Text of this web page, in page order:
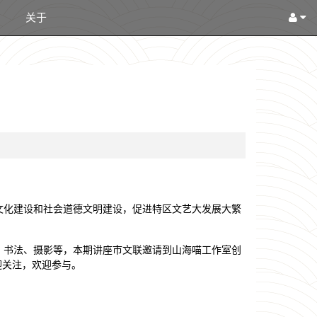
关于
建设和社会道德文明建设，促进特区文艺大发展大繁
法、摄影等，本期讲座市文联邀请到山海喵工作室创
注，欢迎参与。